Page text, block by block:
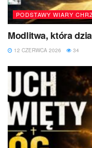
PODSTAWY WIARY
Modlitwa, która
12 CZERWCA 2026 34